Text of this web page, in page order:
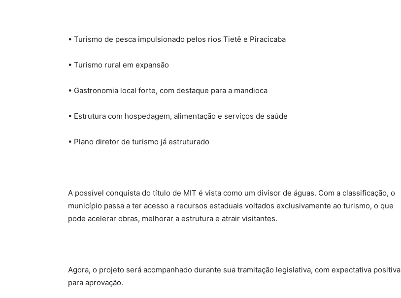
• Turismo de pesca impulsionado pelos rios Tietê e Piracicaba
• Turismo rural em expansão
• Gastronomia local forte, com destaque para a mandioca
• Estrutura com hospedagem, alimentação e serviços de saúde
• Plano diretor de turismo já estruturado
A possível conquista do título de MIT é vista como um divisor de águas. Com a classificação, o
município passa a ter acesso a recursos estaduais voltados exclusivamente ao turismo, o que
pode acelerar obras, melhorar a estrutura e atrair visitantes.
Agora, o projeto será acompanhado durante sua tramitação legislativa, com expectativa positiva
para aprovação.